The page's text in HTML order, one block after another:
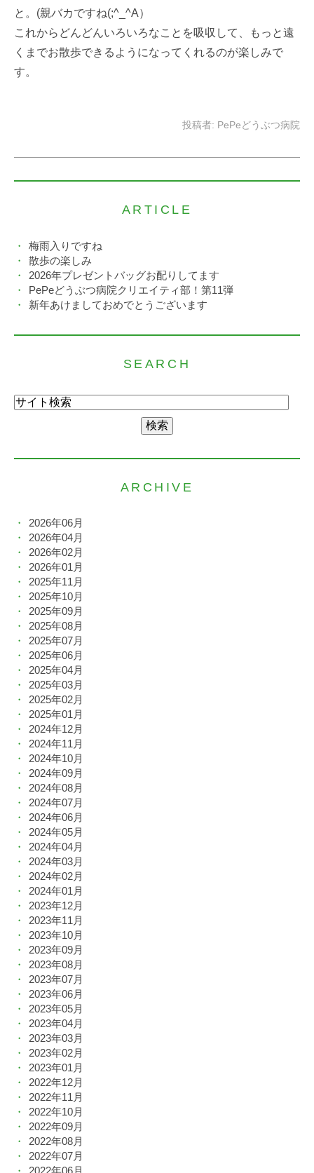
と。(親バカですね(;^_^A）
これからどんどんいろいろなことを吸収して、もっと遠
くまでお散歩できるようになってくれるのが楽しみで
す。
投稿者: PePeどうぶつ病院
ARTICLE
梅雨入りですね
散歩の楽しみ
2026年プレゼントバッグお配りしてます
PePeどうぶつ病院クリエイティ部！第11弾
新年あけましておめでとうございます
SEARCH
ARCHIVE
2026年06月
2026年04月
2026年02月
2026年01月
2025年11月
2025年10月
2025年09月
2025年08月
2025年07月
2025年06月
2025年04月
2025年03月
2025年02月
2025年01月
2024年12月
2024年11月
2024年10月
2024年09月
2024年08月
2024年07月
2024年06月
2024年05月
2024年04月
2024年03月
2024年02月
2024年01月
2023年12月
2023年11月
2023年10月
2023年09月
2023年08月
2023年07月
2023年06月
2023年05月
2023年04月
2023年03月
2023年02月
2023年01月
2022年12月
2022年11月
2022年10月
2022年09月
2022年08月
2022年07月